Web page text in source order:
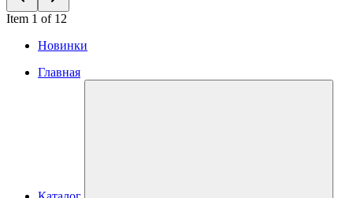
Item 1 of 12
Новинки
Главная